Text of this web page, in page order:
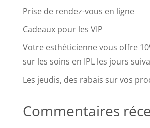
Prise de rendez-vous en ligne
Cadeaux pour les VIP
Votre esthéticienne vous offre
sur les soins en IPL les jours
Les jeudis, des rabais sur vos
Commentaires